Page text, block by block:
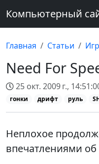
Компьютерный
Главная Статьи
Need For
25 окт. 2009 г.,
гонки
дрифт руль
Неплохое
впечатлениями об